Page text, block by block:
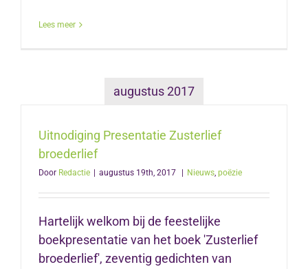
Lees meer
augustus 2017
Uitnodiging Presentatie Zusterlief
broederlief
Door Redactie augustus 19th, 2017 Nieuws, poëzie
Hartelijk welkom bij de feestelijke
boekpresentatie van het boek 'Zusterlief
broederlief', zeventig gedichten van